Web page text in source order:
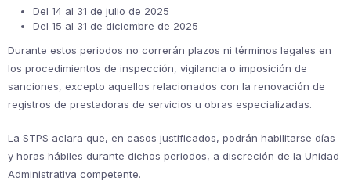
Del 14 al 31 de julio de 2025
Del 15 al 31 de diciembre de 2025
Durante estos periodos no correrán plazos ni términos legales en
los procedimientos de inspección, vigilancia o imposición de
sanciones, excepto aquellos relacionados con la renovación de
registros de prestadoras de servicios u obras especializadas.
La STPS aclara que, en casos justificados, podrán habilitarse días
y horas hábiles durante dichos periodos, a discreción de la Unidad
Administrativa competente.